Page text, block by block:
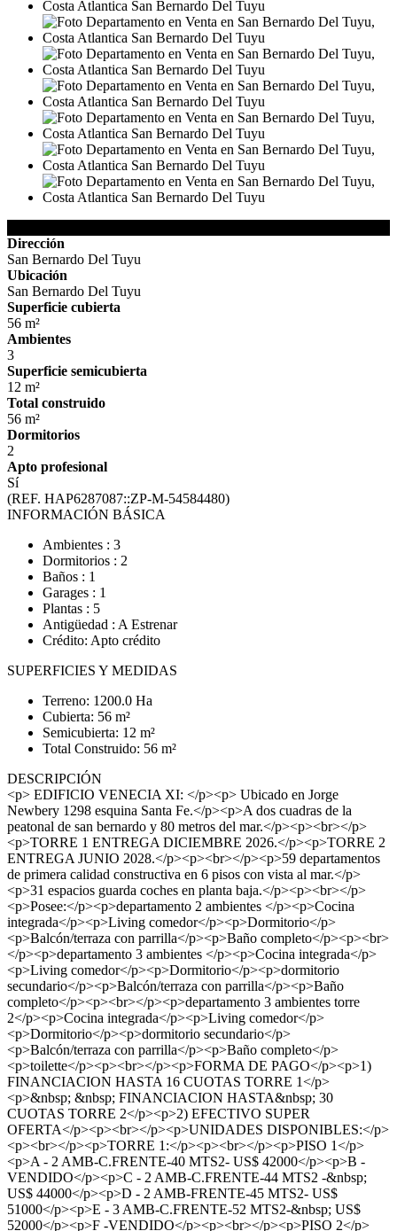
Dirección
San Bernardo Del Tuyu
Ubicación
San Bernardo Del Tuyu
Superficie cubierta
56 m²
Ambientes
3
Superficie semicubierta
12 m²
Total construido
56 m²
Dormitorios
2
Apto profesional
Sí
(REF. HAP6287087::ZP-M-54584480)
INFORMACIÓN BÁSICA
Ambientes : 3
Dormitorios : 2
Baños : 1
Garages : 1
Plantas : 5
Antigüedad : A Estrenar
Crédito: Apto crédito
SUPERFICIES Y MEDIDAS
Terreno: 1200.0 Ha
Cubierta: 56 m²
Semicubierta: 12 m²
Total Construido: 56 m²
DESCRIPCIÓN
<p> EDIFICIO VENECIA XI: </p><p> Ubicado en Jorge
Newbery 1298 esquina Santa Fe.</p><p>A dos cuadras de la
peatonal de san bernardo y 80 metros del mar.</p><p><br></p>
<p>TORRE 1 ENTREGA DICIEMBRE 2026.</p><p>TORRE 2
ENTREGA JUNIO 2028.</p><p><br></p><p>59 departamentos
de primera calidad constructiva en 6 pisos con vista al mar.</p>
<p>31 espacios guarda coches en planta baja.</p><p><br></p>
<p>Posee:</p><p>departamento 2 ambientes </p><p>Cocina
integrada</p><p>Living comedor</p><p>Dormitorio</p>
<p>Balcón/terraza con parrilla</p><p>Baño completo</p><p><br>
</p><p>departamento 3 ambientes </p><p>Cocina integrada</p>
<p>Living comedor</p><p>Dormitorio</p><p>dormitorio
secundario</p><p>Balcón/terraza con parrilla</p><p>Baño
completo</p><p><br></p><p>departamento 3 ambientes torre
2</p><p>Cocina integrada</p><p>Living comedor</p>
<p>Dormitorio</p><p>dormitorio secundario</p>
<p>Balcón/terraza con parrilla</p><p>Baño completo</p>
<p>toilette</p><p><br></p><p>FORMA DE PAGO</p><p>1)
FINANCIACION HASTA 16 CUOTAS TORRE 1</p>
<p>&nbsp; &nbsp; FINANCIACION HASTA&nbsp; 30
CUOTAS TORRE 2</p><p>2) EFECTIVO SUPER
OFERTA</p><p><br></p><p>UNIDADES DISPONIBLES:</p>
<p><br></p><p>TORRE 1:</p><p><br></p><p>PISO 1</p>
<p>A - 2 AMB-C.FRENTE-40 MTS2- US$ 42000</p><p>B -
VENDIDO</p><p>C - 2 AMB-C.FRENTE-44 MTS2 -&nbsp;
US$ 44000</p><p>D - 2 AMB-FRENTE-45 MTS2- US$
51000</p><p>E - 3 AMB-C.FRENTE-52 MTS2-&nbsp; US$
52000</p><p>F -VENDIDO</p><p><br></p><p>PISO 2</p>